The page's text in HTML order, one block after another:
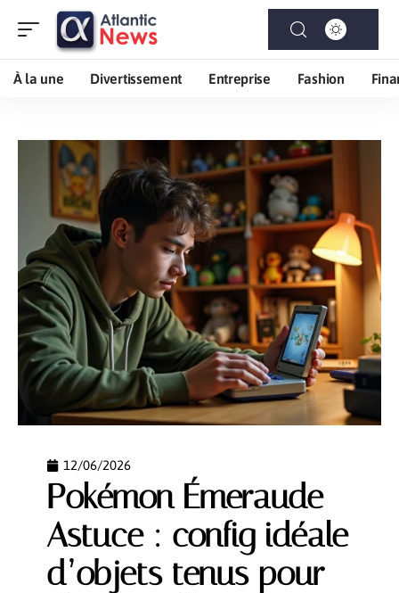
À la une Divertissement Entreprise Fashion
12/06/2026
Pokémon Émeraude
Astuce : config idéale
d’objets tenus pour